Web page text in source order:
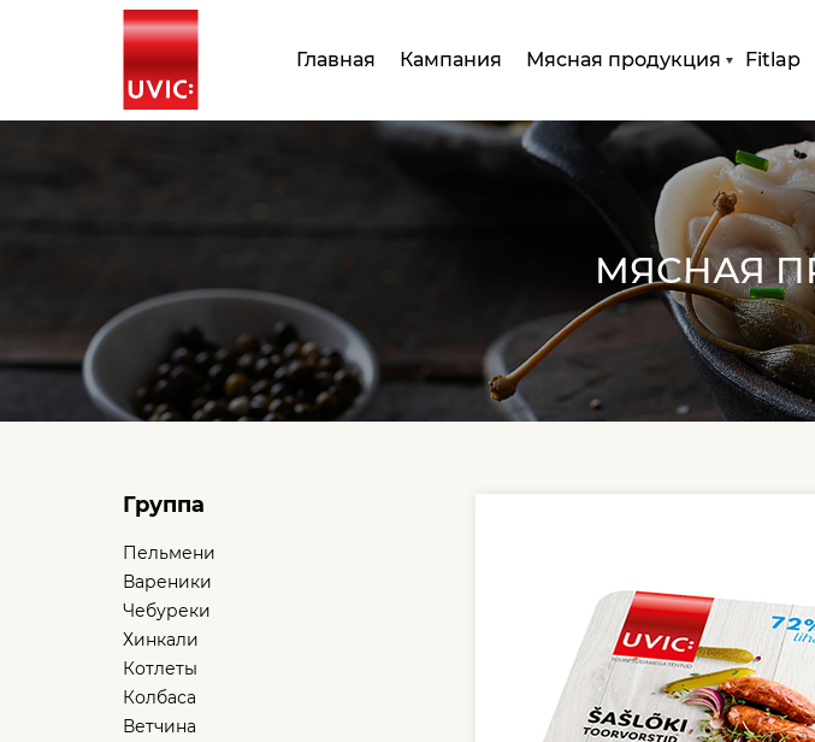
Главная Кампания Мясная продукция Fitlap
МЯСНАЯ
Группа
Пельмени
Вареники
Чебуреки
Хинкали
Котлеты
Колбаса
Ветчина